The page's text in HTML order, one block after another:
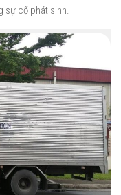
sự cố phát sinh.